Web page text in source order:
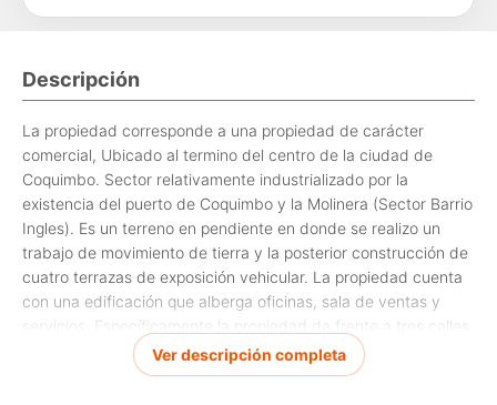
Descripción
La propiedad corresponde a una propiedad de carácter
comercial, Ubicado al termino del centro de la ciudad de
Coquimbo. Sector relativamente industrializado por la
existencia del puerto de Coquimbo y la Molinera (Sector Barrio
Ingles). Es un terreno en pendiente en donde se realizo un
trabajo de movimiento de tierra y la posterior construcción de
cuatro terrazas de exposición vehicular. La propiedad cuenta
con una edificación que alberga oficinas, sala de ventas y
servicios. Específicamente la propiedad da frente a tres calles
: Calle Aldunate ( frente), Calle Vicuña (Lateral), Calle Aníbal
pinto (Fondo). Cuenta con buena movilización a través de
Ver descripción completa